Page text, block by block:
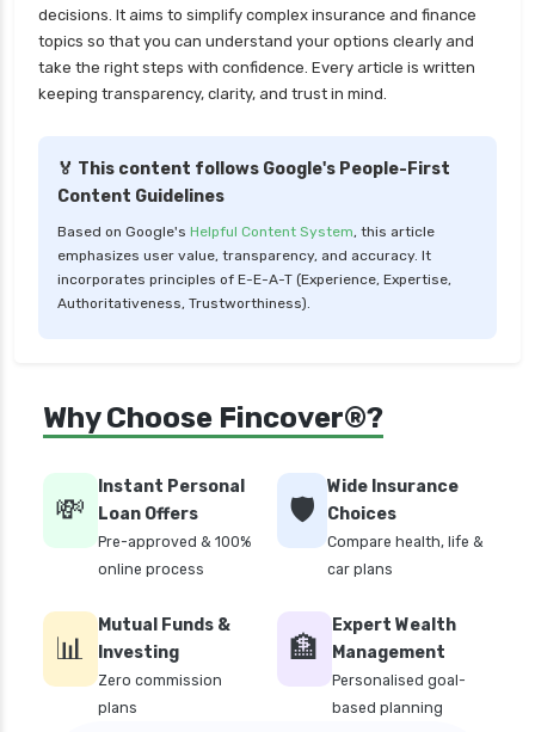
decisions. It aims to simplify complex insurance and finance
topics so that you can understand your options clearly and
take the right steps with confidence. Every article is written
keeping transparency, clarity, and trust in mind.
🏅 This content follows Google's People-First
Content Guidelines
Based on Google's Helpful Content System, this article
emphasizes user value, transparency, and accuracy. It
incorporates principles of E-E-A-T (Experience, Expertise,
Authoritativeness, Trustworthiness).
Why Choose Fincover®?
💸
Instant Personal
Loan Offers
Pre-approved & 100%
online process
🛡️
Wide Insurance
Choices
Compare health, life &
car plans
📊
Mutual Funds &
Investing
Zero commission
plans
🏦
Expert Wealth
Management
Personalised goal-
based planning